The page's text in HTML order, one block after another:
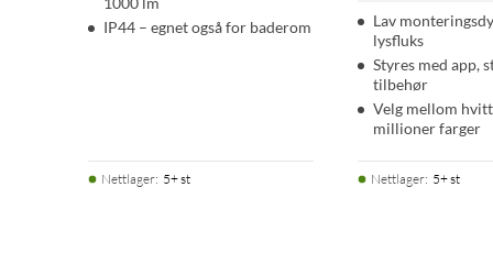
Høyde: 32 mm
Levetid (LED): opptil 25 000 timer
IP44 – egnet også for baderom
Nettlager: 5+ st
Lav
lysfluks
Styres med app,
tilbehør
Velg mellom
millioner farger
Nettlager: 5+ st